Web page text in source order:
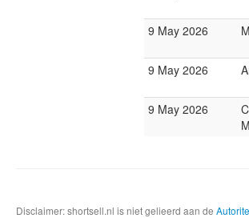
9 May 2026
9 May 2026
9 May 2026
Disclaimer: shortsell.nl is niet gelieerd aan de